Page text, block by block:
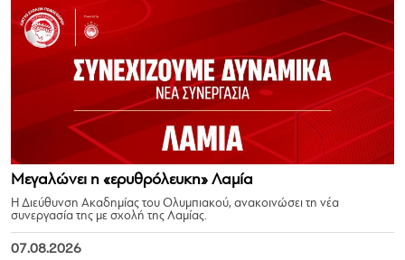
Μεγαλώνει η «ερυθρόλευκη» Λαμία
Η Διεύθυνση Ακαδημίας του Ολυμπιακού, ανακοινώσει τη νέα
συνεργασία της με σχολή της Λαμίας.
07.08.2026